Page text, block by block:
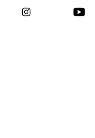
making organization
Points和平十四點 in